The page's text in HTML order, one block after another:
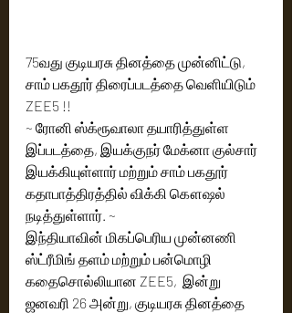
75வது குடியரசு தினத்தை முன்னிட்டு,
சாம் பகதூர் திரைப்படத்தை வெளியிடும்
ZEE5 !!
~ ரோனி ஸ்க்ரூவாலா தயாரித்துள்ள
இப்படத்தை, இயக்குநர் மேக்னா குல்சார்
இயக்கியுள்ளார் மற்றும் சாம் பகதூர்
கதாபாத்திரத்தில் விக்கி கௌஷல்
நடித்துள்ளார். ~
இந்தியாவின் மிகப்பெரிய முன்னணி
ஸ்ட்ரீமிங் தளம் மற்றும் பன்மொழி
கதைசொல்லியான ZEE5,  இன்று
ஜனவரி 26 அன்று, குடியரசு தினத்தை